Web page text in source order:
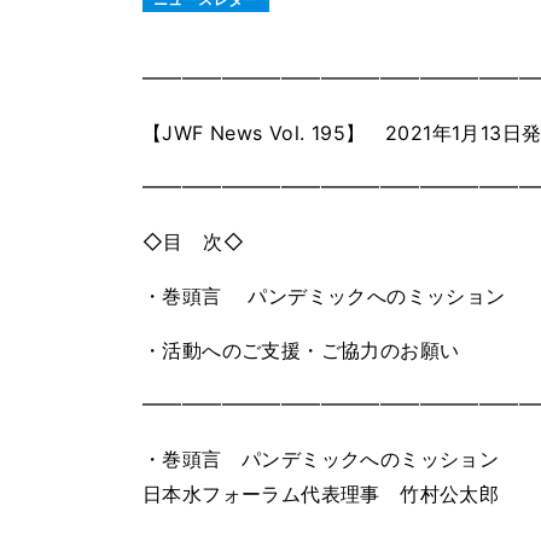
【JWF News Vol. 195】 2021年1月13日
◇目 次◇
・巻頭言 パンデミックへのミッション
・活動へのご支援・ご協力のお願い
・巻頭言 パンデミックへのミッション
日本水フォーラム代表理事 竹村公太郎